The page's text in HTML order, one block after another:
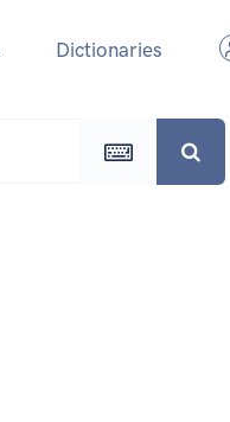
Dictionaries